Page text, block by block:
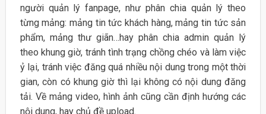
người quản lý fanpage, như phân chia quản lý theo
từng mảng: mảng tin tức khách hàng, mảng tin tức sản
phẩm, mảng thư giãn…hay phân chia admin quản lý
theo khung giờ, tránh tình trạng chồng chéo và làm việc
ỷ lại, tránh việc đăng quá nhiều nội dung trong một thời
gian, còn có khung giờ thì lại không có nội dung đăng
tải. Về mảng video, hình ảnh cũng cần định hướng các
nội dung, hay chủ đề upload.